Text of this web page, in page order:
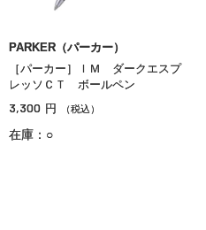
PARKER（パーカー）
［パーカー］ＩＭ ダークエスプ
レッソＣＴ ボールペン
3,300 円 （税込）
在庫：○